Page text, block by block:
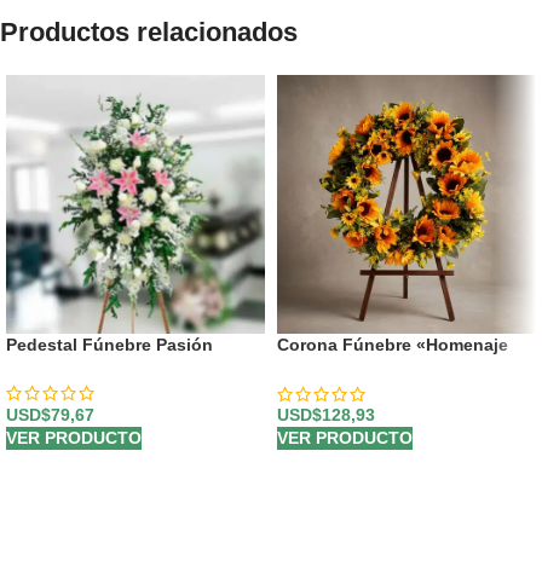
Productos relacionados
Pedestal Fúnebre Pasión
USD$79,67
VER PRODUCTO
Corona Fúnebre «Homenaje
Último Adiós 🕊️
USD$128,93
VER PRODUCTO